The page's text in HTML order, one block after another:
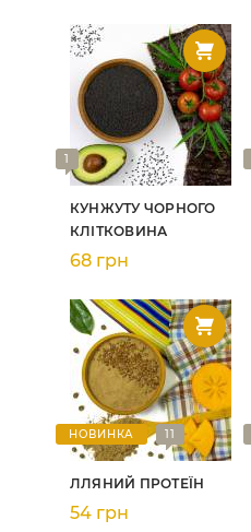
1
КУНЖУТУ ЧОРНОГО
КЛІТКОВИНА
68 грн
НОВИНКА 11
ЛЛЯНИЙ ПРОТЕЇН
54 грн